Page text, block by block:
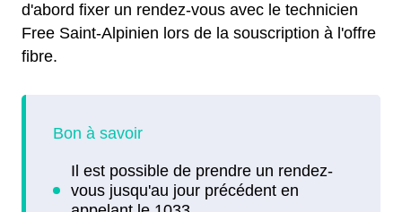
d'abord fixer un rendez-vous avec le technicien
Free Saint-Alpinien lors de la souscription à l'offre
fibre.